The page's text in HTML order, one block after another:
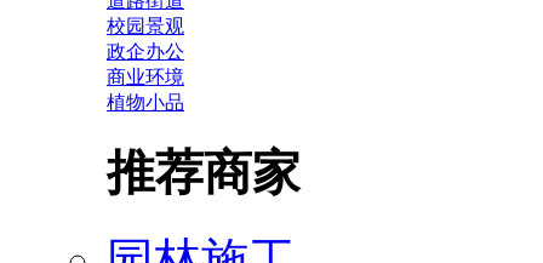
校园景观
政企办公
商业环境
植物小品
推荐商家